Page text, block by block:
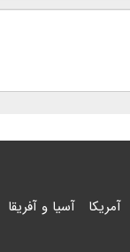
آمریکا آسیا و آفریقا